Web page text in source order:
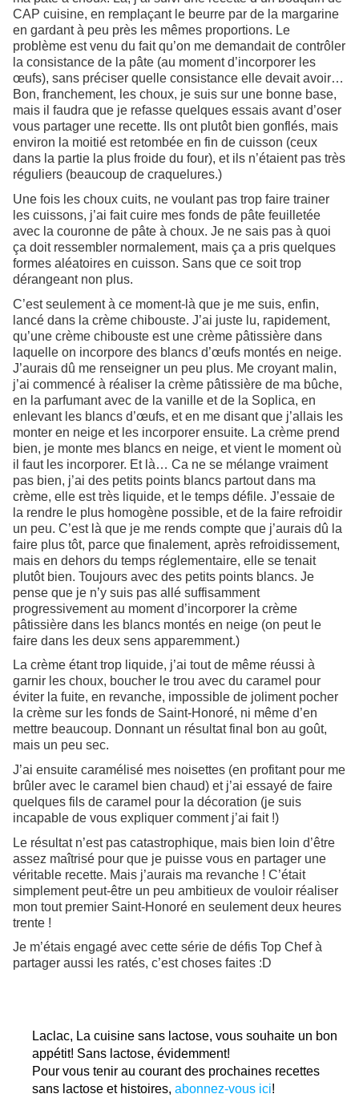
CAP cuisine, en remplaçant le beurre par de la margarine
en gardant à peu près les mêmes proportions. Le
problème est venu du fait qu’on me demandait de contrôler
la consistance de la pâte (au moment d’incorporer les
œufs), sans préciser quelle consistance elle devait avoir…
Bon, franchement, les choux, je suis sur une bonne base,
mais il faudra que je refasse quelques essais avant d’oser
vous partager une recette. Ils ont plutôt bien gonflés, mais
environ la moitié est retombée en fin de cuisson (ceux
dans la partie la plus froide du four), et ils n’étaient pas très
réguliers (beaucoup de craquelures.)
Une fois les choux cuits, ne voulant pas trop faire trainer
les cuissons, j’ai fait cuire mes fonds de pâte feuilletée
avec la couronne de pâte à choux. Je ne sais pas à quoi
ça doit ressembler normalement, mais ça a pris quelques
formes aléatoires en cuisson. Sans que ce soit trop
dérangeant non plus.
C’est seulement à ce moment-là que je me suis, enfin,
lancé dans la crème chibouste. J’ai juste lu, rapidement,
qu’une crème chibouste est une crème pâtissière dans
laquelle on incorpore des blancs d’œufs montés en neige.
J’aurais dû me renseigner un peu plus. Me croyant malin,
j’ai commencé à réaliser la crème pâtissière de ma bûche,
en la parfumant avec de la vanille et de la Soplica, en
enlevant les blancs d’œufs, et en me disant que j’allais les
monter en neige et les incorporer ensuite. La crème prend
bien, je monte mes blancs en neige, et vient le moment où
il faut les incorporer. Et là… Ca ne se mélange vraiment
pas bien, j’ai des petits points blancs partout dans ma
crème, elle est très liquide, et le temps défile. J’essaie de
la rendre le plus homogène possible, et de la faire refroidir
un peu. C’est là que je me rends compte que j’aurais dû la
faire plus tôt, parce que finalement, après refroidissement,
mais en dehors du temps réglementaire, elle se tenait
plutôt bien. Toujours avec des petits points blancs. Je
pense que je n’y suis pas allé suffisamment
progressivement au moment d’incorporer la crème
pâtissière dans les blancs montés en neige (on peut le
faire dans les deux sens apparemment.)
La crème étant trop liquide, j’ai tout de même réussi à
garnir les choux, boucher le trou avec du caramel pour
éviter la fuite, en revanche, impossible de joliment pocher
la crème sur les fonds de Saint-Honoré, ni même d’en
mettre beaucoup. Donnant un résultat final bon au goût,
mais un peu sec.
J’ai ensuite caramélisé mes noisettes (en profitant pour me
brûler avec le caramel bien chaud) et j’ai essayé de faire
quelques fils de caramel pour la décoration (je suis
incapable de vous expliquer comment j’ai fait !)
Le résultat n’est pas catastrophique, mais bien loin d’être
assez maîtrisé pour que je puisse vous en partager une
véritable recette. Mais j’aurais ma revanche ! C’était
simplement peut-être un peu ambitieux de vouloir réaliser
mon tout premier Saint-Honoré en seulement deux heures
trente !
Je m’étais engagé avec cette série de défis Top Chef à
partager aussi les ratés, c’est choses faites :D
Laclac, La cuisine sans lactose, vous souhaite un bon
appétit! Sans lactose, évidemment!
Pour vous tenir au courant des prochaines recettes
sans lactose et histoires, abonnez-vous ici!